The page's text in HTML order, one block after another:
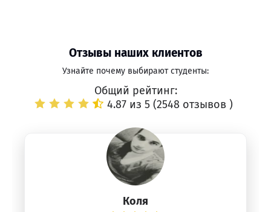
Отзывы наших клиентов
Узнайте почему выбирают студенты:
Общий рейтинг:
4.87 из 5 (2548 отзывов )
Коля